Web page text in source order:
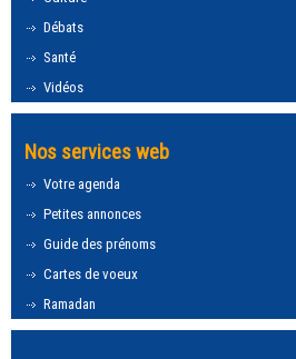
Débats
Santé
Vidéos
Nos services web
Votre agenda
Petites annonces
Guide des prénoms
Cartes de voeux
Ramadan